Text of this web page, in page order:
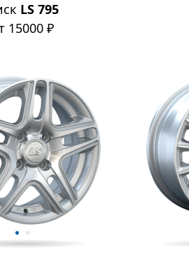
LS 795
15000 ₽